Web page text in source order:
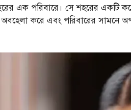
এক পরিবারে। সে শহরের একটি
করে এবং পরিবারের সামনে